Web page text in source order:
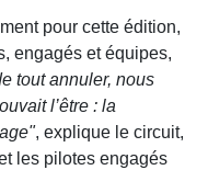
pour cette édition,
engagés et équipes,
tout annuler, nous
l’être : la
, explique le circuit,
les pilotes engagés